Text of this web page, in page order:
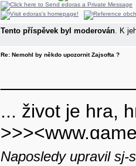
Tento příspěvek byl moderován. K
Re: Nemohl by někdo upozornit Zajsofta ?
... život je hra,
nejlepsi a
Naposledy upravil sj-